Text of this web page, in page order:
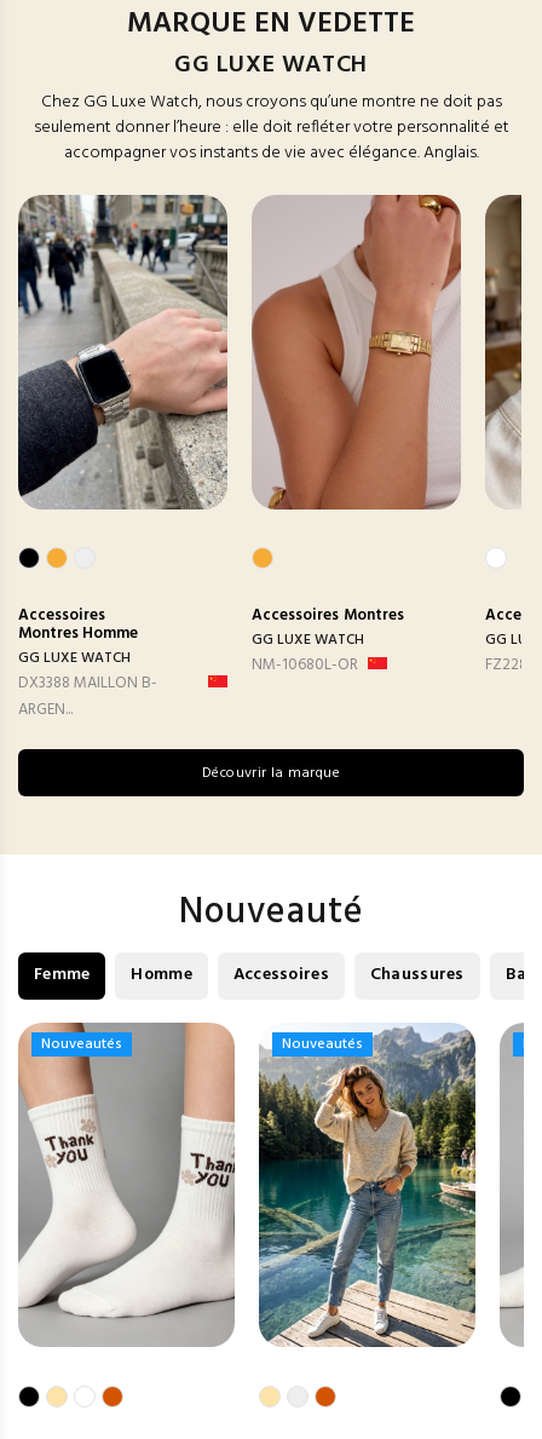
MARQUE EN VEDETTE
GG LUXE WATCH
Chez GG Luxe Watch, nous croyons qu’une montre ne doit pas
seulement donner l’heure : elle doit refléter votre personnalité et
accompagner vos instants de vie avec élégance. Anglais.
Accessoires
Montres Homme
GG LUXE WATCH
DX3388 MAILLON B-
ARGEN...
Accessoires Montres
GG LUXE WATCH
NM-10680L-OR
GG
FZ2282
Découvrir la marque
Nouveauté
Femme Homme Accessoires Chaussures
Nouveautés
Nouveautés Nouveautés
Nouveautés